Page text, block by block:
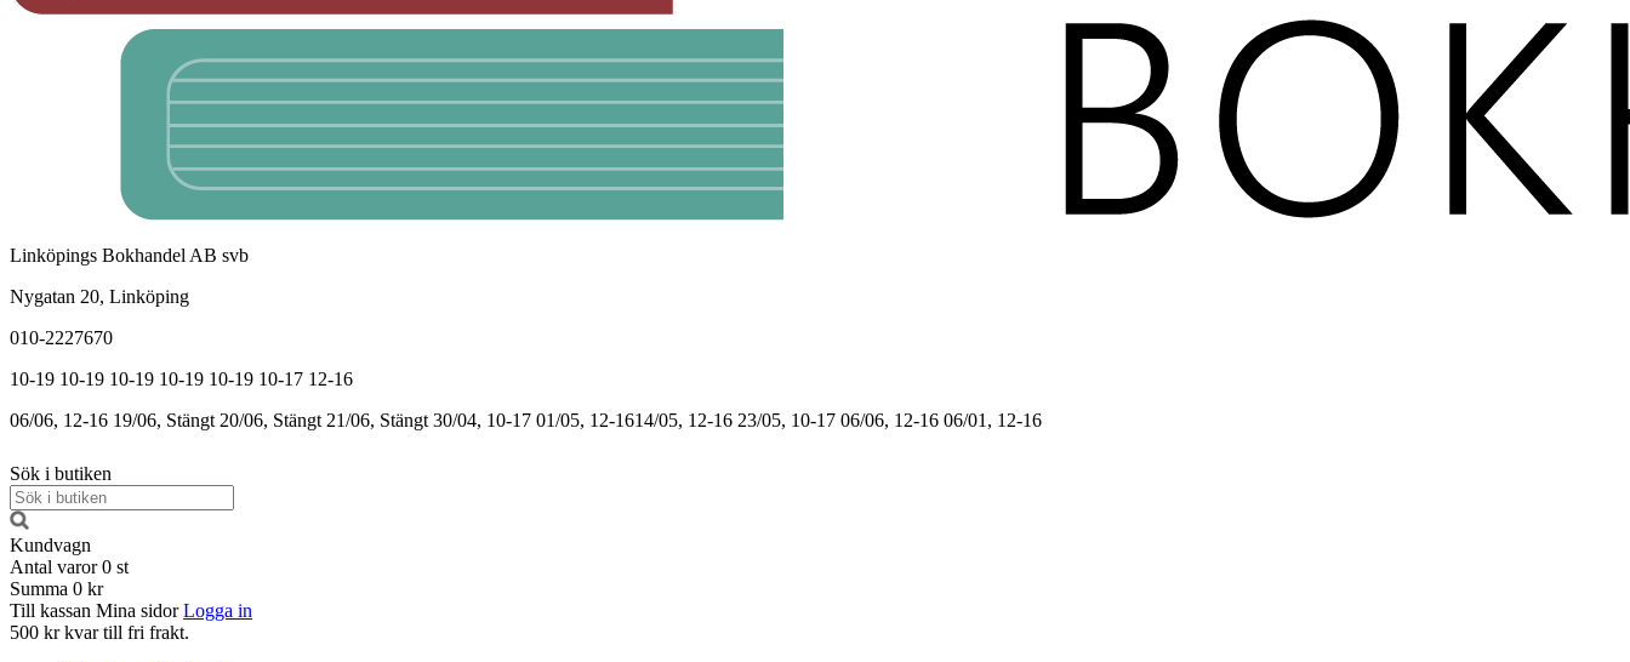
Linköpings Bokhandel AB svb
Nygatan 20, Linköping
010-2227670
10-19 10-19 10-19 10-19 10-19 10-17 12-16
06/06, 12-16 19/06, Stängt 20/06, Stängt 21/06, Stängt 30/04, 10-17 01/05, 12-1614/05, 12-16 23/05, 10-17 06/06, 12-16 06/01, 12-16
Sök i butiken
Kundvagn
Antal varor 0 st
Summa 0 kr
Till kassan Mina sidor Logga in
500 kr kvar till fri frakt.